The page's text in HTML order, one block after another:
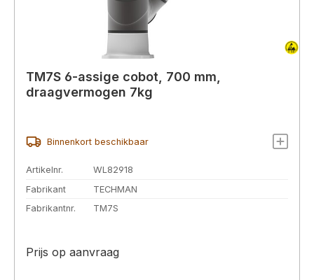
TM7S 6-assige cobot, 700 mm,
draagvermogen 7kg
Binnenkort beschikbaar
Artikelnr.
WL82918
Fabrikant
TECHMAN
Fabrikantnr.
TM7S
Prijs op aanvraag